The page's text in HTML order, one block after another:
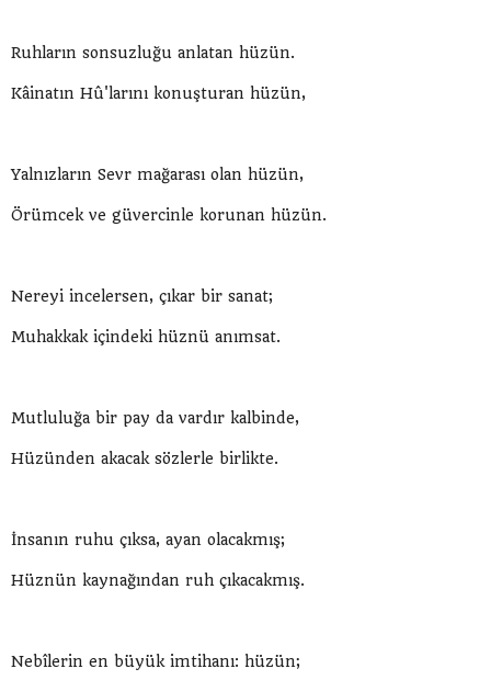
Ruhların sonsuzluğu anlatan hüzün.
Kâinatın Hû'larını konuşturan hüzün,
Yalnızların Sevr mağarası olan hüzün,
Örümcek ve güvercinle korunan hüzün.
Nereyi incelersen, çıkar bir sanat;
Muhakkak içindeki hüznü anımsat.
Mutluluğa bir pay da vardır kalbinde,
Hüzünden akacak sözlerle birlikte.
İnsanın ruhu çıksa, ayan olacakmış;
Hüznün kaynağından ruh çıkacakmış.
Nebîlerin en büyük imtihanı: hüzün;